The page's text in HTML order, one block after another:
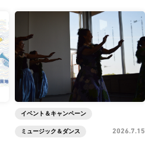
イベント＆キャンペーン
ミュージック＆ダンス 2026.7.15